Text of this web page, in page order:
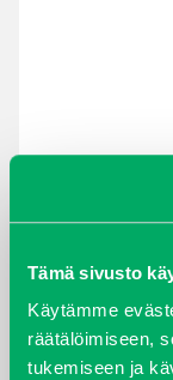
Tämä sivusto
Käytämme
räätälöimiseen,
tukemiseen ja